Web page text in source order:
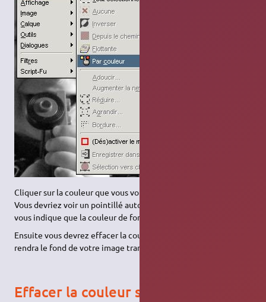
Cliquer sur la couleur que vous voulez rendre transparente.
Vous devriez voir un pointillé autour de votre image. Ce qui
vous indique que la couleur de fond est sélectionnée.
Ensuite vous devrez effacer la couleur sélectionnée. Ce qui
rendra le fond de votre image transparent.
Effacer la couleur sélectionnée